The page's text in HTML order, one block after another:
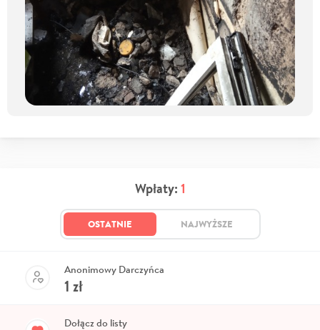
Wpłaty: 1
OSTATNIE NAJWYŻSZE
Anonimowy Darczyńca
1 zł
Dołącz do listy